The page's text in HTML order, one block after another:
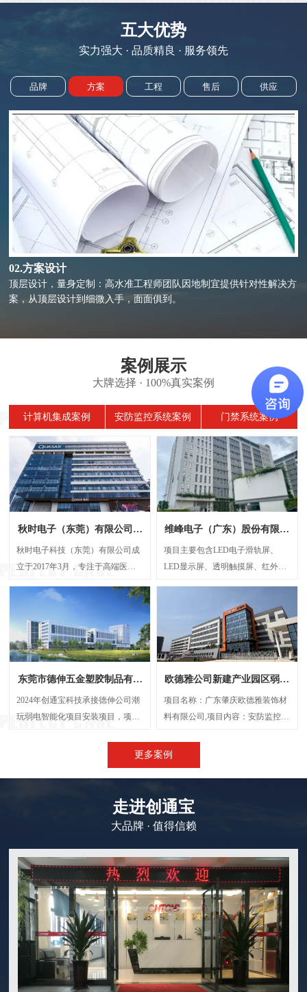
五大优势
实力强大 · 品质精良 · 服务领先
品牌 方案 工程 售后 供应
03.工程施工
自有团队，高质高效：坐拥10余年以上行业经验精干的施工团队；工
期绝不拖延、绝不转包，确保工程保质保量完成交付。
案例展示
大牌选择 · 100%真实案例
计算机集成案例 安防监控系统案例 门禁系统案例
秋时电子（东莞）有限公司弱
电智能化项目案例
秋时电子科技（东莞）有限公司成
立于2017年3月，专注于高端医疗
范围包括生产、设计、研发、技术
备、光学设备、计量检验设备及零
配件、精密仪器设备及其零配件
电智能化承接方，主要负责建设
UPS后备电源系统、UPS动环监测
系统、楼层弱电井配电建设等等
维峰电子（广东）股份有限公
司弱电智能化项目案例
项目主要包含LED电子滑轨屏、
LED显示屏、透明触摸屏、红外触
琐、呈现单一等问题，将展厅的多
个显示屏打造成一个既可统一协作
又能独立展示的智能视觉网络。
东莞市德伸五金塑胶制品有限
2024年创通宝科技承接德伸公司潮
玩弱电智能化项目安装项目，项目
房建设、视频监控系统、信息网络
欧德雅公司新建产业园区弱电
项目名称：广东肇庆欧德雅装饰材
料有限公司,项目内容：安防监控系
禁系统、停车场系统，会议系统、
更多案例
走进创通宝
大品牌 · 值得信赖